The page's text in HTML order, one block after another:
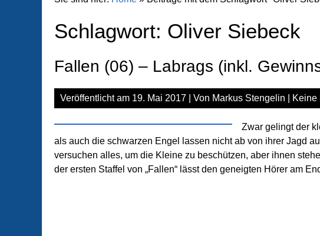
Schlagwort: Oliver Siebeck
Fallen (06) – Labrags (inkl.
Veröffentlicht am 19. Mai 2017 | Von Markus Stengelin Keine
Zwar gelingt der
als auch die schwarzen Engel lassen nicht ab von ihrer Jagd
versuchen alles, um die Kleine zu beschützen, aber ihnen
der ersten Staffel von „Fallen“ lässt den geneigten Hörer am